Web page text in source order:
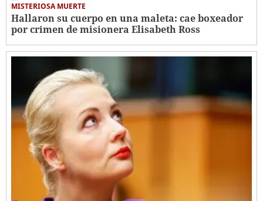
MISTERIOSA MUERTE
Hallaron su cuerpo en una maleta: cae boxeador
por crimen de misionera Elisabeth Ross